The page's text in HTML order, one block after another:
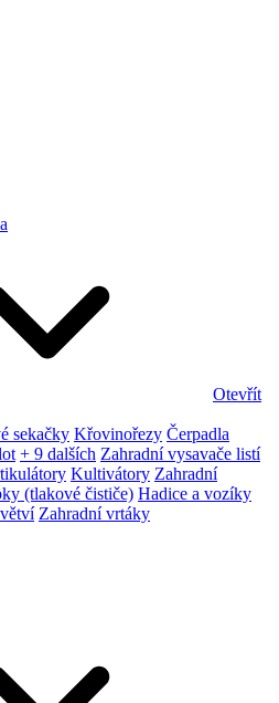
Otevřít
sekačky Křovinořezy Čerpadla
+ 9 dalších Zahradní vysavače listí
Kultivátory Zahradní
(tlakové čističe) Hadice a vozíky
Zahradní vrtáky